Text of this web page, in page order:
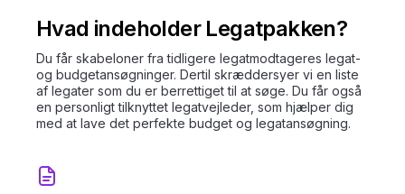
Hvad indeholder Legatpakken?
Du får skabeloner fra tidligere legatmodtageres legat-
og budgetansøgninger. Dertil skræddersyer vi en liste
af legater som du er berrettiget til at søge. Du får også
en personligt tilknyttet legatvejleder, som hjælper dig
med at lave det perfekte budget og legatansøgning.